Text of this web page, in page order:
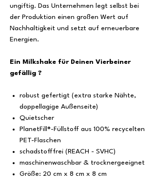
ungiftig. Das Unternehmen legt selbst bei
der Produktion einen großen Wert auf
Nachhaltigkeit und setzt auf erneuerbare
Energien.
Ein Milkshake für Deinen Vierbeiner
gefällig ?
robust gefertigt (extra starke Nähte,
doppellagige Außenseite)
Quietscher
PlanetFill®-Füllstoff aus 100% recycelten
PET-Flaschen
schadstofffrei (REACH - SVHC)
maschinenwaschbar & trocknergeeignet
Größe: 20 cm x 8 cm x 8 cm